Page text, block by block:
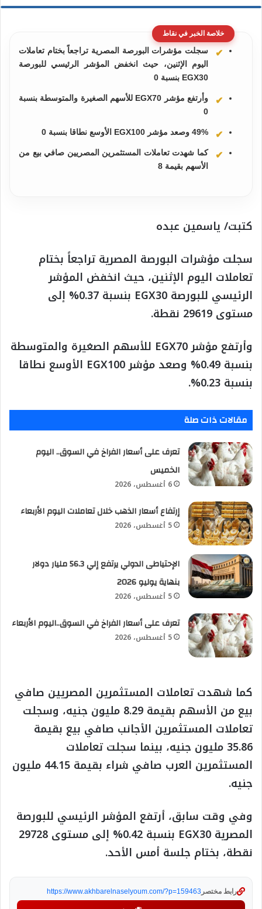
خلاصة الخبر في نقاط
سجلت مؤشرات البورصة المصرية تراجعاً بختام تعاملات
اليوم الإثنين، حيث انخفض المؤشر الرئيسي للبورصة
EGX30 بنسبة 0
وأرتفع مؤشر EGX70 للأسهم الصغيرة والمتوسطة بنسبة
0
49% وصعد مؤشر EGX100 الأوسع نطاقا بنسبة 0
كما شهدت تعاملات المستثمرين المصريين صافي بيع من
الأسهم بقيمة 8
كتبت/ ياسمين عبده
سجلت مؤشرات البورصة المصرية تراجعاً بختام
تعاملات اليوم الإثنين، حيث انخفض المؤشر
الرئيسي للبورصة EGX30 بنسبة 0.37% إلى
مستوى 29619 نقطة.
وأرتفع مؤشر EGX70 للأسهم الصغيرة والمتوسطة
بنسبة 0.49% وصعد مؤشر EGX100 الأوسع نطاقا
بنسبة 0.23%.
مقالات ذات صلة
تعرف على أسعار الفراخ في السوق.. اليوم
الخميس
6 أغسطس، 2026
إرتفاع أسعار الذهب خلال تعاملات اليوم الأربعاء
5 أغسطس، 2026
الإحتياطى الدولي يرتفع إلي 56.3 مليار دولار
بنهاية يوليو 2026
5 أغسطس، 2026
تعرف على أسعار الفراخ في السوق..اليوم الأربعاء
5 أغسطس، 2026
كما شهدت تعاملات المستثمرين المصريين صافي
بيع من الأسهم بقيمة 8.29 مليون جنيه، وسجلت
تعاملات المستثمرين الأجانب صافي بيع بقيمة
35.86 مليون جنيه، بينما سجلت تعاملات
المستثمرين العرب صافي شراء بقيمة 44.15 مليون
جنيه.
وفي وقت سابق، أرتفع المؤشر الرئيسي للبورصة
المصرية EGX30 بنسبة 0.42% إلى مستوى 29728
نقطة، بختام جلسة أمس الأحد.
رابط مختصر https://www.akhbarelnaselyoum.com/?p=159463